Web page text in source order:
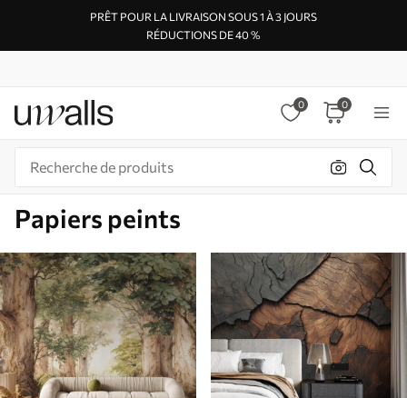
PRÊT POUR LA LIVRAISON SOUS 1 À 3 JOURS
RÉDUCTIONS DE 40 %
0 0
Papiers peints